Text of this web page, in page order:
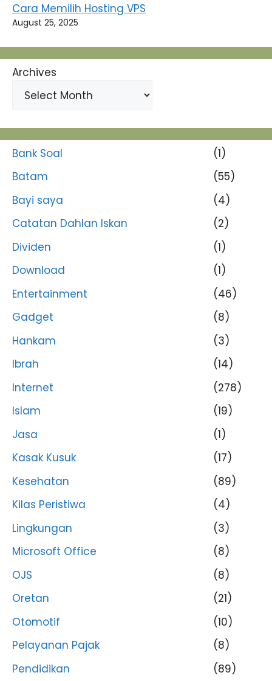
Cara Memilih Hosting VPS
August 25, 2025
Archives
Bank Soal
(1)
Batam
(55)
Bayi saya
(4)
Catatan Dahlan Iskan
(2)
Dividen
(1)
Download
(1)
Entertainment
(46)
Gadget
(8)
Hankam
(3)
Ibrah
(14)
Internet
(278)
Islam
(19)
Jasa
(1)
Kasak Kusuk
(17)
Kesehatan
(89)
Kilas Peristiwa
(4)
Lingkungan
(3)
Microsoft Office
(8)
OJS
(8)
Oretan
(21)
Otomotif
(10)
Pelayanan Pajak
(8)
Pendidikan
(89)